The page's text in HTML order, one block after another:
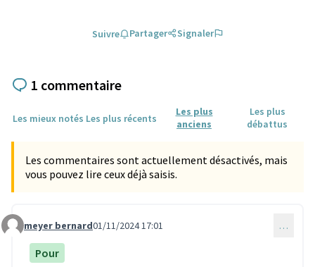
Suivre Partager Signaler
1 commentaire
Les mieux notés Les plus récents
Les plus
anciens
Les plus
débattus
Les commentaires sont actuellement désactivés, mais
vous pouvez lire ceux déjà saisis.
Commentaire 3396
meyer bernard01/11/2024 17:01 …
Pour